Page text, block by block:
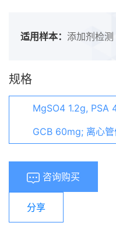
适用样本： 添加剂检测
规格
MgSO4 1.2g, PSA
GCB 60mg; 离心
咨询购买
分享